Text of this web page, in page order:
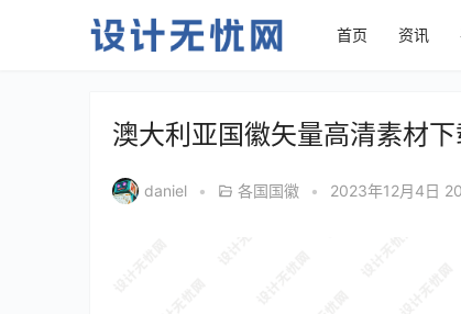
首页 资讯
澳大利亚国徽矢量高清素材下
daniel • 各国国徽 • 2023年12月4日